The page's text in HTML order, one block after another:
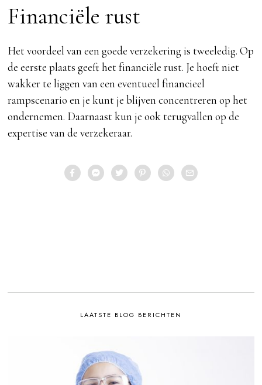
Financiële rust
Het voordeel van een goede verzekering is tweeledig. Op
de eerste plaats geeft het financiële rust. Je hoeft niet
wakker te liggen van een eventueel financieel
rampscenario en je kunt je blijven concentreren op het
ondernemen. Daarnaast kun je ook terugvallen op de
expertise van de verzekeraar.
LAATSTE BLOG BERICHTEN